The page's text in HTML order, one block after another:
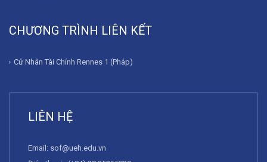
CHƯƠNG TRÌNH LIÊN KẾT
Cử Nhân Tài Chính Rennes 1 (Pháp)
LIÊN HỆ
Email: sof@ueh.edu.vn